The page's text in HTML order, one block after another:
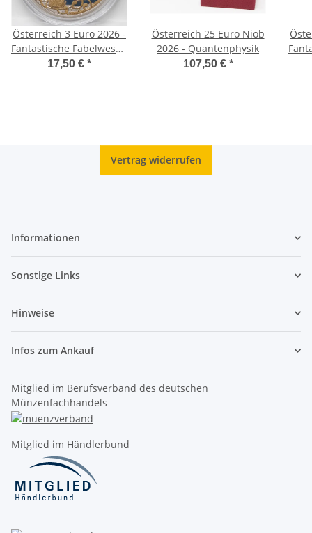
Österreich 3 Euro 2026 -
Fantastische Fabelwesen
#2 - Der Hippokamp
17,50 € *
Österreich 25 Euro Niob
2026 - Quantenphysik
107,50 € *
Vertrag widerrufen
Informationen
Sonstige Links
Hinweise
Infos zum Ankauf
Mitglied im Berufsverband des deutschen
Münzenfachhandels
Mitglied im Händlerbund